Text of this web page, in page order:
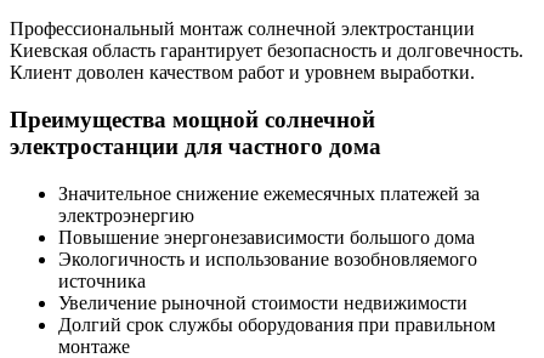
Профессиональный монтаж солнечной электростанции
Киевская область гарантирует безопасность и долговечность.
Клиент доволен качеством работ и уровнем выработки.
Преимущества мощной солнечной
электростанции для частного дома
Значительное снижение ежемесячных платежей за
электроэнергию
Повышение энергонезависимости большого дома
Экологичность и использование возобновляемого
источника
Увеличение рыночной стоимости недвижимости
Долгий срок службы оборудования при правильном
монтаже